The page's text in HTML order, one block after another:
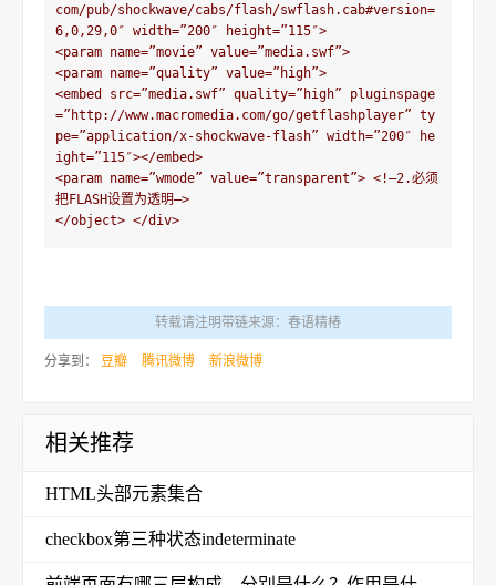
com/pub/shockwave/cabs/flash/swflash.cab#version=
6,0,29,0″ width=”200″ height=”115″>
<param name=”movie” value=”media.swf”>
<param name=”quality” value=”high”>
<embed src=”media.swf” quality=”high” pluginspage
=”http://www.macromedia.com/go/getflashplayer” ty
pe=”application/x-shockwave-flash” width=”200″ he
ight=”115″></embed>
<param name=”wmode” value=”transparent”> <!–2.必须
把FLASH设置为透明–>
</object> </div>
转载请注明带链来源：春语精椿
分享到： 豆瓣 腾讯微博 新浪微博
相关推荐
HTML头部元素集合
checkbox第三种状态indeterminate